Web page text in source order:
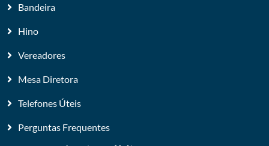
Bandeira
Hino
Vereadores
Mesa Diretora
Telefones Úteis
Perguntas Frequentes